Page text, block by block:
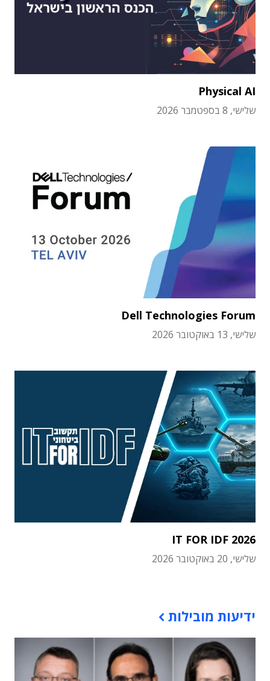
Physical AI
שלישי, 8 בספטמבר 2026
Dell Technologies Forum
שלישי, 13 באוקטובר 2026
IT FOR IDF 2026
שלישי, 20 באוקטובר 2026
ידיעות מובילות